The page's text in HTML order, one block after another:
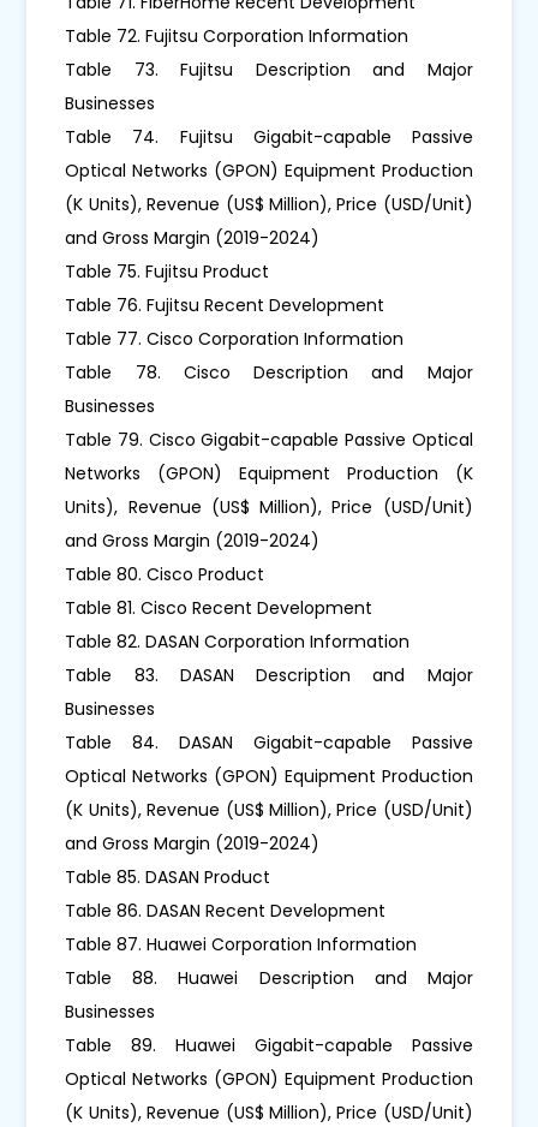
Table 72. Fujitsu Corporation Information
Table 73. Fujitsu Description and Major
Businesses
Table 74. Fujitsu Gigabit-capable Passive
Optical Networks (GPON) Equipment Production
(K Units), Revenue (US$ Million), Price (USD/Unit)
and Gross Margin (2019-2024)
Table 75. Fujitsu Product
Table 76. Fujitsu Recent Development
Table 77. Cisco Corporation Information
Table 78. Cisco Description and Major
Businesses
Table 79. Cisco Gigabit-capable Passive Optical
Networks (GPON) Equipment Production (K
Units), Revenue (US$ Million), Price (USD/Unit)
and Gross Margin (2019-2024)
Table 80. Cisco Product
Table 81. Cisco Recent Development
Table 82. DASAN Corporation Information
Table 83. DASAN Description and Major
Businesses
Table 84. DASAN Gigabit-capable Passive
Optical Networks (GPON) Equipment Production
(K Units), Revenue (US$ Million), Price (USD/Unit)
and Gross Margin (2019-2024)
Table 85. DASAN Product
Table 86. DASAN Recent Development
Table 87. Huawei Corporation Information
Table 88. Huawei Description and Major
Businesses
Table 89. Huawei Gigabit-capable Passive
Optical Networks (GPON) Equipment Production
(K Units), Revenue (US$ Million), Price (USD/Unit)